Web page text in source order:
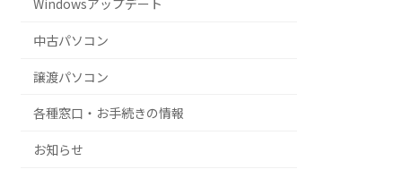
Windowsアップデート
中古パソコン
譲渡パソコン
各種窓口・お手続きの情報
お知らせ